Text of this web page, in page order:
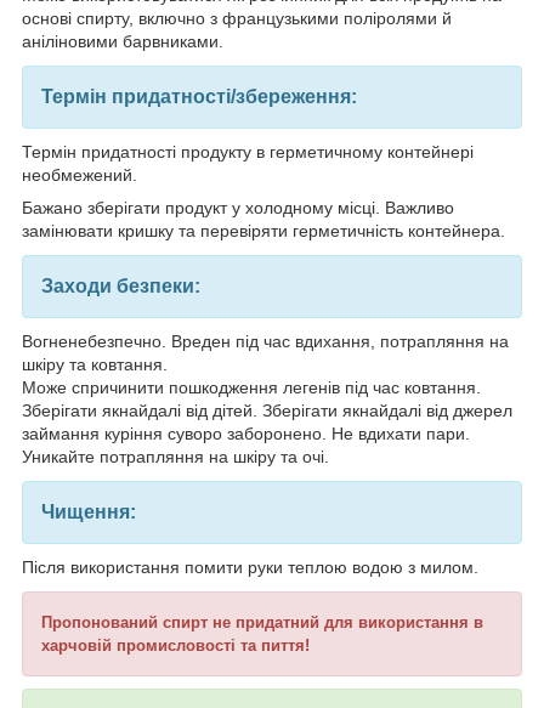
основі спирту, включно з французькими поліролями й
аніліновими барвниками.
Термін придатності/збереження:
Термін придатності продукту в герметичному контейнері
необмежений.
Бажано зберігати продукт у холодному місці. Важливо
замінювати кришку та перевіряти герметичність контейнера.
Заходи безпеки:
Вогненебезпечно. Вреден під час вдихання, потрапляння на
шкіру та ковтання.
Може спричинити пошкодження легенів під час ковтання.
Зберігати якнайдалі від дітей. Зберігати якнайдалі від джерел
займання куріння суворо заборонено. Не вдихати пари.
Уникайте потрапляння на шкіру та очі.
Чищення:
Після використання помити руки теплою водою з милом.
Пропонований спирт не придатний для використання в
харчовій промисловості та пиття!